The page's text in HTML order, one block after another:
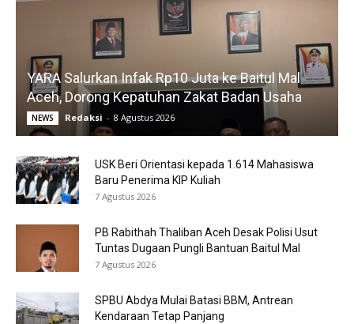
YARA Salurkan Infak Rp10 Juta ke Baitul Mal
Aceh, Dorong Kepatuhan Zakat Badan Usaha
NEWS Redaksi - 8 Agustus 2026
USK Beri Orientasi kepada 1.614 Mahasiswa
Baru Penerima KIP Kuliah
7 Agustus 2026
PB Rabithah Thaliban Aceh Desak Polisi Usut
Tuntas Dugaan Pungli Bantuan Baitul Mal
7 Agustus 2026
SPBU Abdya Mulai Batasi BBM, Antrean
Kendaraan Tetap Panjang